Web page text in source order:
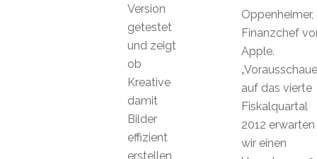
Oppenheimer,
Finanzchef
Apple.
auf das vierte
Fiskalquartal
2012 erwarten
wir einen
Version
getestet
und zeigt
ob
Kreative
damit
Bilder
effizient
erstellen